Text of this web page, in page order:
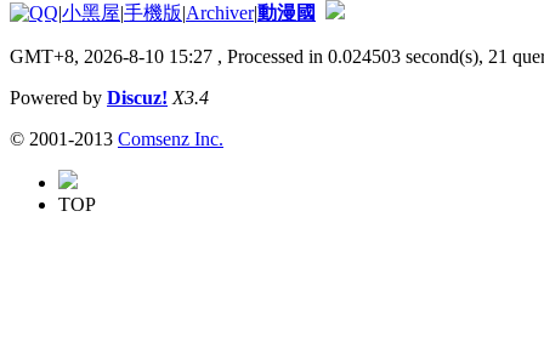
|小黑屋|手機版|Archiver|動漫國
GMT+8, 2026-8-10 15:27 , Processed in 0.024503 second(s), 21
Powered by Discuz! X3.4
© 2001-2013 Comsenz Inc.
TOP